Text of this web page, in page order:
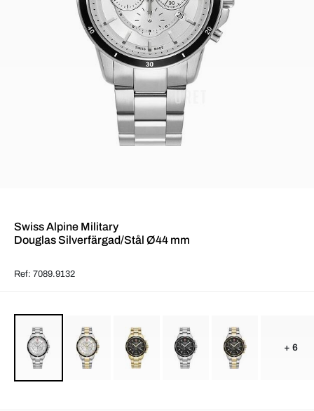
Swiss Alpine Military
Douglas Silverfärgad/Stål Ø44 mm
Ref: 7089.9132
+ 6